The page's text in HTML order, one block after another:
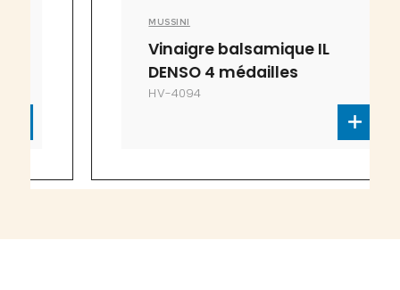
Vinaigre balsamique IL
DENSO 4 médailles
HV-4094